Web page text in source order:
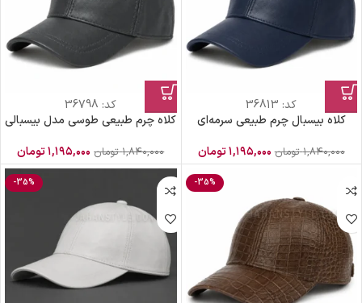
کد: 36813
کلاه بیسبال چرم طبیعی سرمه‌ای
۱,۸۴۰,۰۰۰ تومان ۱,۱۹۵,۰۰۰تومان
کد: 36798
کلاه چرم طبیعی طوسی مدل بیسبالی
۱,۸۴۰,۰۰۰ تومان ۱,۱۹۵,۰۰۰تومان
-35%
-35%